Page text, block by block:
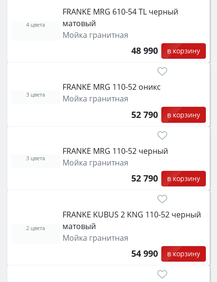
FRANKE MRG 610-54 TL черный
матовый
Мойка гранитная
48 990 в корзину
4 цвета
FRANKE MRG 110-52 оникс
Мойка гранитная
52 790 в корзину
3 цвета
FRANKE MRG 110-52 черный
Мойка гранитная
52 790 в корзину
3 цвета
FRANKE KUBUS 2 KNG 110-52 черный
матовый
Мойка гранитная
54 990 в корзину
2 цвета